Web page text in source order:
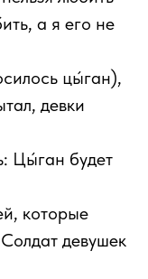
а я его не
цы́ган),
девки
Цы́ган будет
которые
девушек